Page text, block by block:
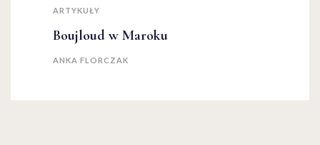
ARTYKUŁY
Boujloud w Maroku
ANKA FLORCZAK